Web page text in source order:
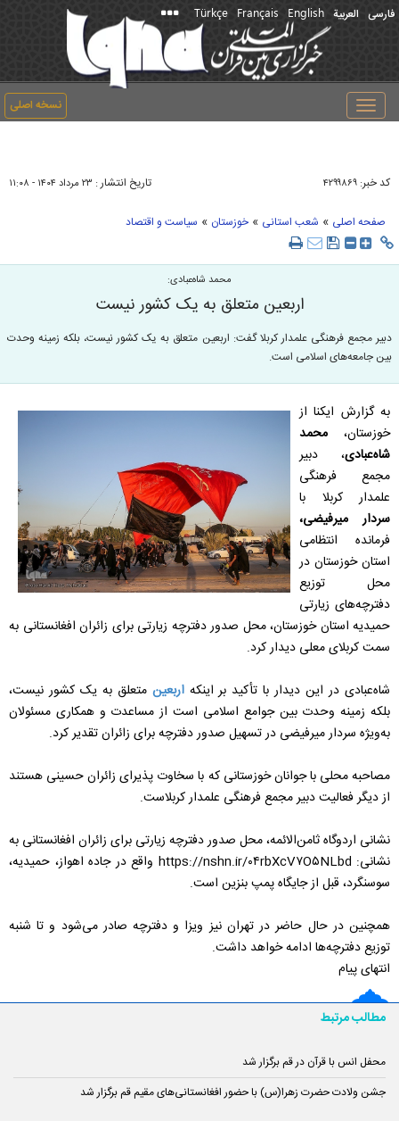
فارسی العربیة English
Français
Türkçe
نسخه اصلی
Toggle
navigation
کد خبر: ۴۲۹۹۸۶۹ تاریخ انتشار : ۲۳ مرداد ۱۴۰۴ - ۱۱:۰۸
صفحه اصلی » شعب استانی » خوزستان » سیاست و اقتصاد
محمد شاه‌عبادی:
اربعین متعلق به یک کشور نیست
دبیر مجمع فرهنگی علمدار کربلا گفت: اربعین متعلق به یک کشور نیست، بلکه زمینه وحدت
بین جامعه‌های اسلامی است.
به گزارش ایکنا از
خوزستان، محمد
شاه‌عبادی، دبیر
مجمع فرهنگی
علمدار کربلا با
سردار میرفیضی،
فرمانده انتظامی
استان خوزستان در
محل توزیع
دفترچه‌های زیارتی
حمیدیه استان خوزستان، محل صدور دفترچه زیارتی برای زائران افغانستانی به
سمت کربلای معلی دیدار کرد.
شاه‌عبادی در این دیدار با تأکید بر اینکهاربعین متعلق به یک کشور نیست،
بلکه زمینه وحدت بین جوامع اسلامی است از مساعدت و همکاری مسئولان
به‌ویژه سردار میرفیضی در تسهیل صدور دفترچه برای زائران تقدیر کرد.
مصاحبه محلی با جوانان خوزستانی که با سخاوت پذیرای زائران حسینی هستند
از دیگر فعالیت دبیر مجمع فرهنگی علمدار کربلاست.
نشانی اردوگاه ثامن‌الائمه، محل صدور دفترچه زیارتی برای زائران افغانستانی به
نشانی: https://nshn.ir/۰۴rbXcV۷O۵NLbd واقع در جاده اهواز، حمیدیه،
سوسنگرد، قبل از جایگاه پمپ بنزین است.
همچنین در حال حاضر در تهران نیز ویزا و دفترچه صادر می‌شود و تا شنبه
توزیع دفترچه‌ها ادامه خواهد داشت.
انتهای پیام
مطالب مرتبط
محفل انس با قرآن در قم برگزار شد
جشن ولادت حضرت زهرا(س) با حضور افغانستانی‌های مقیم قم برگزار شد